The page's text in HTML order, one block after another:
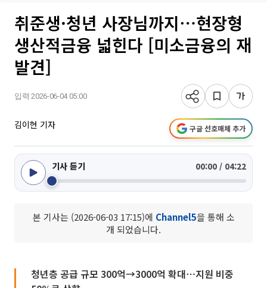
취준생·청년 사장님까지⋯현장형
생산적금융 넓힌다 [미소금융의 재
발견]
입력 2026-06-04 05:00
김이현 기자 구글 선호매체 추가
기사 듣기 00:00 / 04:22
본 기사는 (2026-06-03 17:15)에 Channel5을 통해 소
개 되었습니다.
청년층 공급 규모 300억→3000억 확대⋯지원 비중